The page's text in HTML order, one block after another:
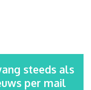
steeds als
per mail